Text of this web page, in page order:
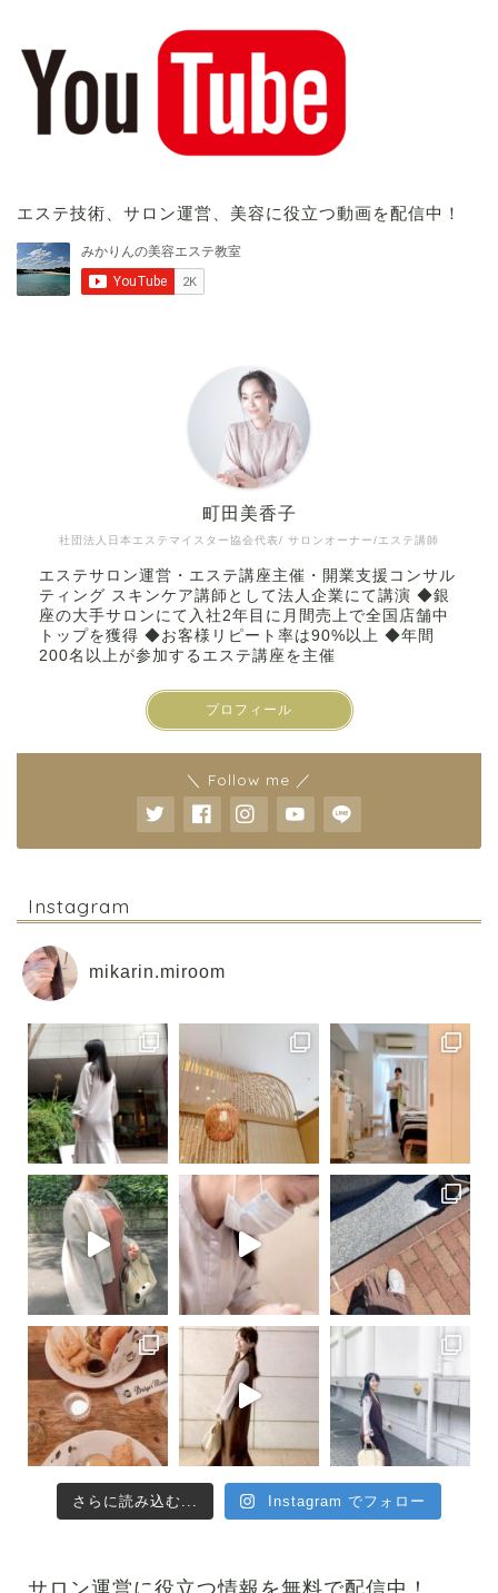
エステ技術、サロン運営、美容に役立つ動画を配信中！
社団法人日本エステマイスター協会代表/ サロンオーナー/エステ講師
町田美香子
エステサロン運営・エステ講座主催・開業支援コンサル
ティング スキンケア講師として法人企業にて講演 ◆銀
座の大手サロンにて入社2年目に月間売上で全国店舗中
トップを獲得 ◆お客様リピート率は90%以上 ◆年間
200名以上が参加するエステ講座を主催
プロフィール
＼ Follow me ／
Instagram
mikarin.miroom
さらに読み込む... Instagram でフォロー
サロン運営に役立つ情報を無料で配信中！